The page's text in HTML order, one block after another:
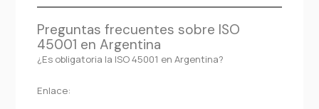
Preguntas frecuentes sobre ISO
45001 en Argentina
¿Es obligatoria la ISO 45001 en Argentina?
Enlace: